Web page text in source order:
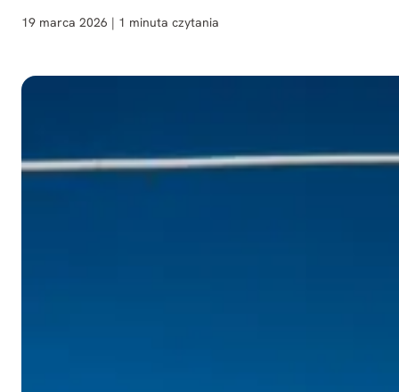
19 marca 2026 | 1 minuta czytania